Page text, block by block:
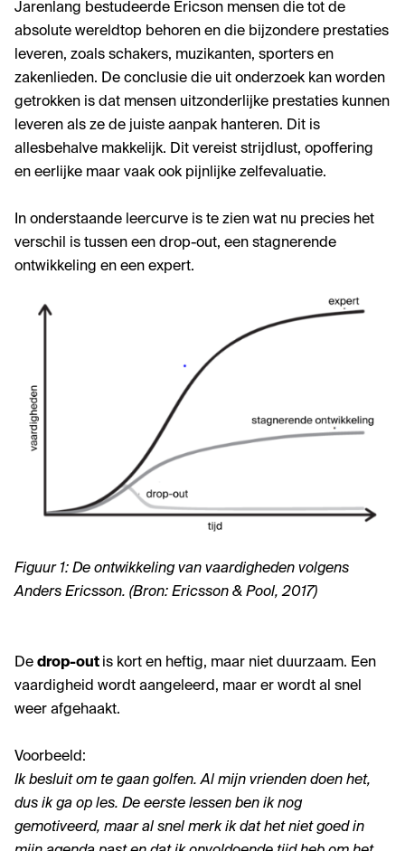
Jarenlang bestudeerde Ericson mensen die tot de
absolute wereldtop behoren en die bijzondere prestaties
leveren, zoals schakers, muzikanten, sporters en
zakenlieden. De conclusie die uit onderzoek kan worden
getrokken is dat mensen uitzonderlijke prestaties kunnen
leveren als ze de juiste aanpak hanteren. Dit is
allesbehalve makkelijk. Dit vereist strijdlust, opoffering
en eerlijke maar vaak ook pijnlijke zelfevaluatie.
In onderstaande leercurve is te zien wat nu precies het
verschil is tussen een drop-out, een stagnerende
ontwikkeling en een expert.
Figuur 1: De ontwikkeling van vaardigheden volgens
Anders Ericsson. (Bron: Ericsson & Pool, 2017)
De drop-out is kort en heftig, maar niet duurzaam. Een
vaardigheid wordt aangeleerd, maar er wordt al snel
weer afgehaakt.
Voorbeeld:
Ik besluit om te gaan golfen. Al mijn vrienden doen het,
dus ik ga op les. De eerste lessen ben ik nog
gemotiveerd, maar al snel merk ik dat het niet goed in